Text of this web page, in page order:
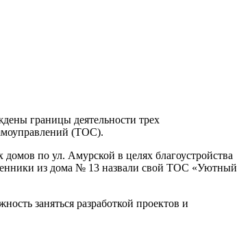
границы деятельности трех
(ТОС).
по ул. Амурской в целях благоустройства
из дома № 13 назвали свой ТОС «Уютный
заняться разработкой проектов и